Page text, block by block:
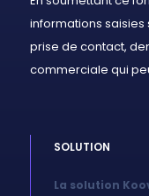
informations
prise de contact,
commerciale qui
SOLUTION
La solution